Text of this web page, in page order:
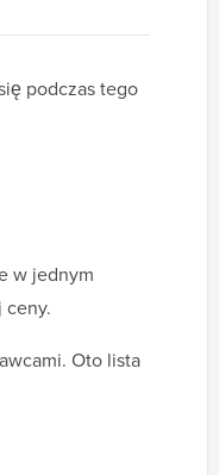
podczas tego
w jednym
Oto lista